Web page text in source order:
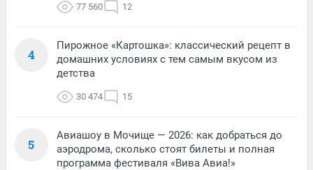
77 560 12
4
Пирожное «Картошка»: классический рецепт в
домашних условиях с тем самым вкусом из
детства
30 474 15
5
Авиашоу в Мочище — 2026: как добраться до
аэродрома, сколько стоят билеты и полная
программа фестиваля «Вива Авиа!»